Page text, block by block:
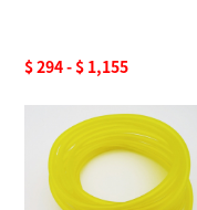
$ 294 - $ 1,155